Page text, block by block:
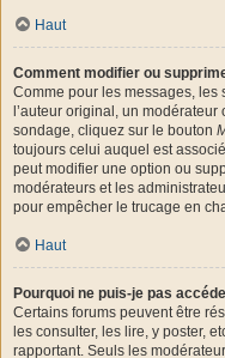
Haut
Comment modifier ou
Comme pour les messages,
l’auteur original, un
sondage, cliquez sur le bouton
toujours celui auquel est
peut modifier une option ou
modérateurs et les
pour empêcher le trucage en
Haut
Pourquoi ne puis-je pas
Certains forums peuvent être
les consulter, les lire, y poster,
rapportant. Seuls les